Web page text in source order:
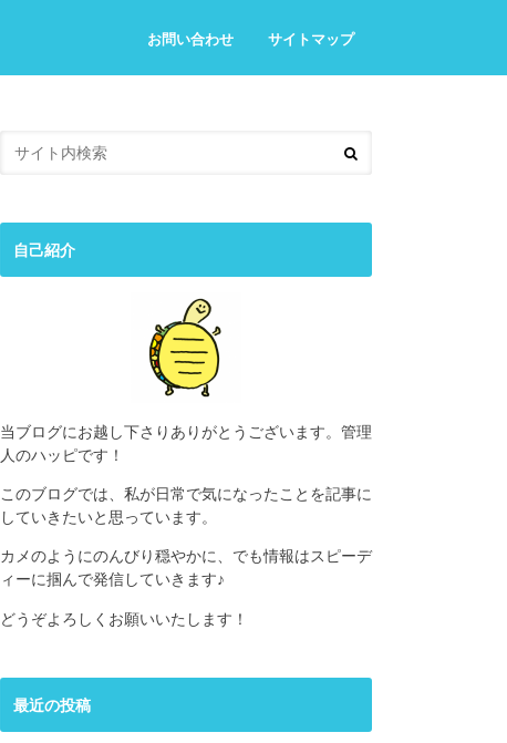
お問い合わせ サイトマップ
自己紹介
当ブログにお越し下さりありがとうございます。管理
人のハッピです！
このブログでは、私が日常で気になったことを記事に
していきたいと思っています。
カメのようにのんびり穏やかに、でも情報はスピーデ
ィーに掴んで発信していきます♪
どうぞよろしくお願いいたします！
最近の投稿